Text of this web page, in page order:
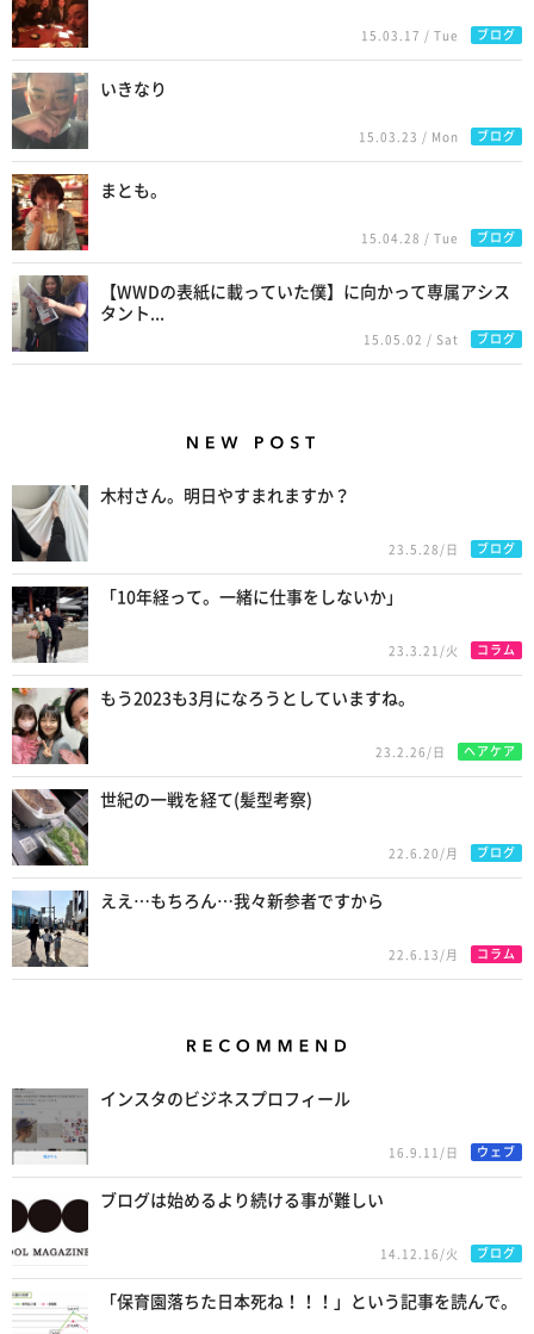
15.03.17 / Tue ブログ
いきなり
15.03.23 / Mon ブログ
まとも。
15.04.28 / Tue ブログ
【WWDの表紙に載っていた僕】に向かって専属アシス
タント...
15.05.02 / Sat ブログ
木村さん。明日やすまれますか？
23.5.28/日 ブログ
「10年経って。一緒に仕事をしないか」
23.3.21/火 コラム
もう2023も3月になろうとしていますね。
23.2.26/日 ヘアケア
世紀の一戦を経て(髪型考察)
22.6.20/月 ブログ
ええ…もちろん…我々新参者ですから
22.6.13/月 コラム
インスタのビジネスプロフィール
16.9.11/日 ウェブ
ブログは始めるより続ける事が難しい
14.12.16/火 ブログ
「保育園落ちた日本死ね！！！」という記事を読んで。